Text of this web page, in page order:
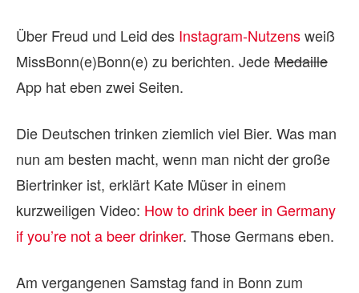
Über Freud und Leid des Instagram-Nutzensweiß
MissBonn(e)Bonn(e) zu berichten. JedeMedaille
App hat eben zwei Seiten.
Die Deutschen trinken ziemlich viel Bier. Was man
nun am besten macht, wenn man nicht der große
Biertrinker ist, erklärt Kate Müser in einem
kurzweiligen Video: How to drink beer in Germany
if you’re not a beer drinker. Those Germans eben.
Am vergangenen Samstag fand in Bonn zum